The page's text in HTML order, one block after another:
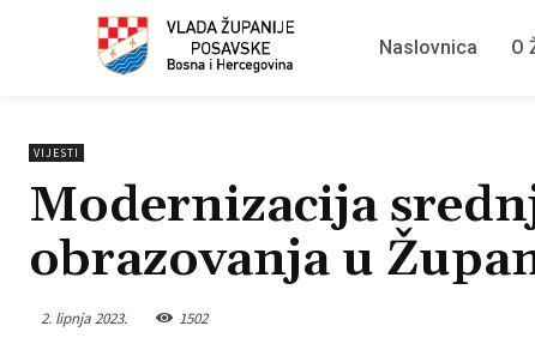
Naslovnica O
VIJESTI
Modernizacija
obrazovanja u
2. lipnja 2023. 1502